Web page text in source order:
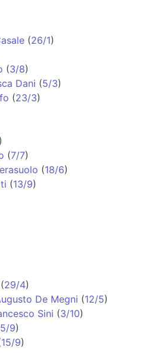
(26/1)
(3/8)
Dani (5/3)
(23/3)
)
(7/7)
(18/6)
(13/9)
(29/4)
De Megni (12/5)
Sini (3/10)
5/9)
15/9)